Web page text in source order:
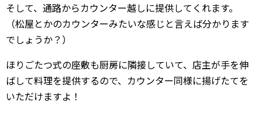
そして、通路からカウンター越しに提供してくれます。
（松屋とかのカウンターみたいな感じと言えば分かります
でしょうか？）
ほりごたつ式の座敷も厨房に隣接していて、店主が手を伸
ばして料理を提供するので、カウンター同様に揚げたてを
いただけますよ！